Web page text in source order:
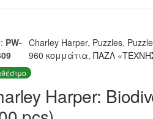
PW- Charley Harper, Puzzles,
960 κομμάτια, ΠΑΖΛ
Harper: